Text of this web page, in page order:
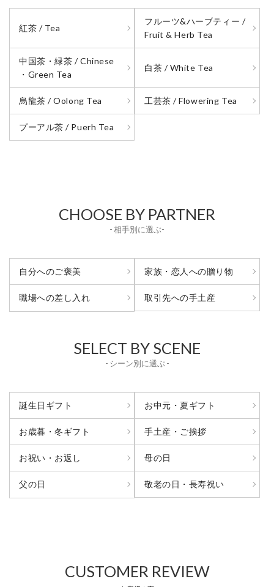
紅茶 / Tea
フルーツ&ハーブティー /
Fruit & Herb Tea
中国茶・緑茶 / Chinese
・Green Tea
白茶 / White Tea
烏龍茶 / Oolong Tea 工芸茶 / Flowering Tea
プーアル茶 / Puerh Tea
CHOOSE BY PARTNER
- 相手別に選ぶ-
自分へのご褒美 家族・恋人への贈り物
職場への差し入れ 取引先への手土産
SELECT BY SCENE
- シーン別に選ぶ -
誕生日ギフト お中元・夏ギフト
お歳暮・冬ギフト 手土産・ご挨拶
お祝い・お返し 母の日
父の日 敬老の日・長寿祝い
CUSTOMER REVIEW